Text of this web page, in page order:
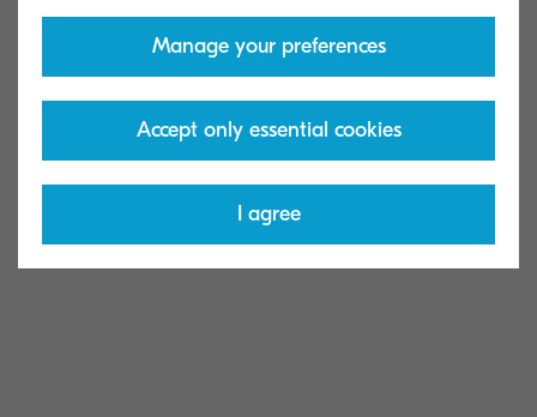
Manage your preferences
Accept only essential cookies
I agree